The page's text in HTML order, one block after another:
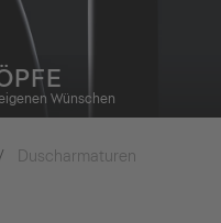
Wünschen
Duscharmaturen